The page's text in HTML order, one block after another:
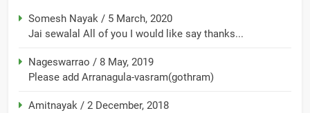
Somesh Nayak / 5 March, 2020
Jai sewalal All of you I would like say thanks...
Nageswarrao / 8 May, 2019
Please add Arranagula-vasram(gothram)
Amitnayak / 2 December, 2018